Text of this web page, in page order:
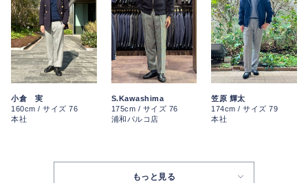
小倉 実
160cm / サイズ 76
本社
S.Kawashima
175cm / サイズ 76
浦和パルコ店
笠原 輝太
174cm / サイズ 79
本社
もっと見る